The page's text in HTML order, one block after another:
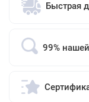
Быстрая
99%